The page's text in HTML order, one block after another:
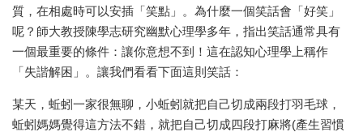
質，在相處時可以安插「笑點」。為什麼一個笑話會「好笑」
呢？師大教授陳學志研究幽默心理學多年，指出笑話通常具有
一個最重要的條件：讓你意想不到！這在認知心理學上稱作
「失諧解困」。讓我們看看下面這則笑話：
某天，蚯蚓一家很無聊，小蚯蚓就把自己切成兩段打羽毛球，
蚯蚓媽媽覺得這方法不錯，就把自己切成四段打麻將(產生習慣